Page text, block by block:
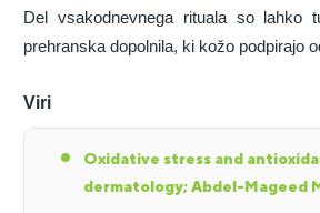
Del vsakodnevnega rituala so lahko
prehranska dopolnila, ki kožo podpirajo
Viri
Oxidative stress and
dermatology; Abdel-Mageed